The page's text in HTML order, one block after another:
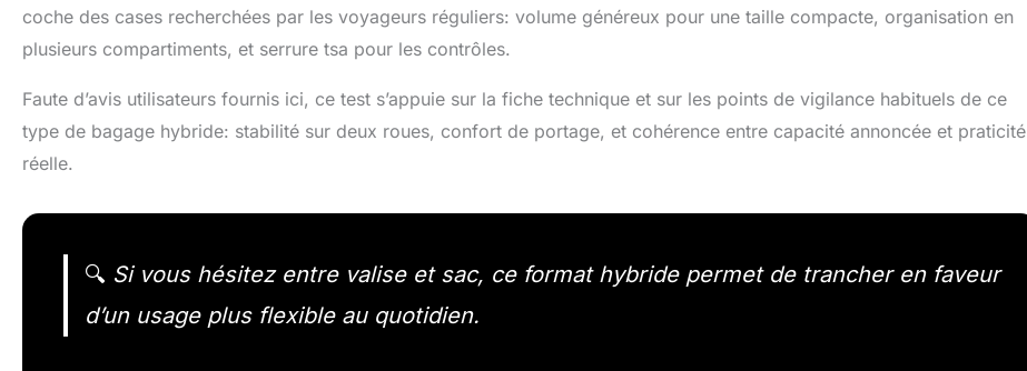
coche des cases recherchées par les voyageurs réguliers: volume généreux pour une taille compacte, organisation en
plusieurs compartiments, et serrure tsa pour les contrôles.
Faute d’avis utilisateurs fournis ici, ce test s’appuie sur la fiche technique et sur les points de vigilance habituels de ce
type de bagage hybride: stabilité sur deux roues, confort de portage, et cohérence entre capacité annoncée et praticité
réelle.
🔍 Si vous hésitez entre valise et sac, ce format hybride permet de trancher en faveur
d’un usage plus flexible au quotidien.